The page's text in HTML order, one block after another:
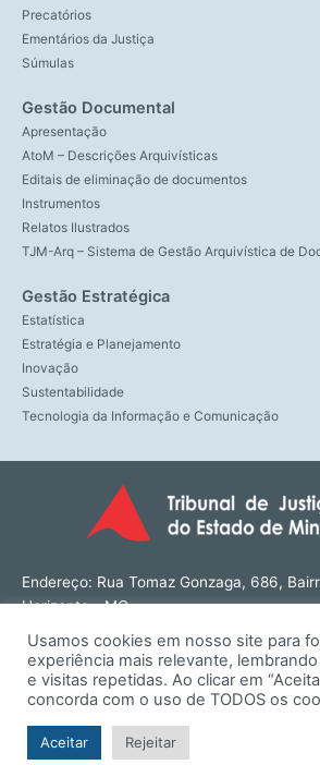
Precatórios
Ementários da Justiça
Súmulas
Gestão Documental
Apresentação
AtoM – Descrições Arquivísticas
Editais de eliminação de documentos
Instrumentos
Relatos Ilustrados
TJM-Arq – Sistema de Gestão Arquivística de
Gestão Estratégica
Estatística
Estratégia e Planejamento
Inovação
Sustentabilidade
Tecnologia da Informação e Comunicação
Endereço: Rua Tomaz Gonzaga, 686,
Horizonte - MG
Tel: (31) 3274-1566
Contato: ouvidoria@tjmmg.jus.br
Funcionamento: Segunda a Sexta, das 8h
Usamos cookies em nosso site para
experiência mais relevante,
e visitas repetidas. Ao clicar em
concorda com o uso de TODOS os
Aceitar Rejeitar